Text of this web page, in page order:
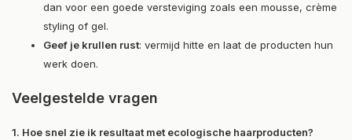
dan voor een goede versteviging zoals een mousse, crème
styling of gel.
Geef je krullen rust: vermijd hitte en laat de producten hun
werk doen.
Veelgestelde vragen
1. Hoe snel zie ik resultaat met ecologische haarproducten?